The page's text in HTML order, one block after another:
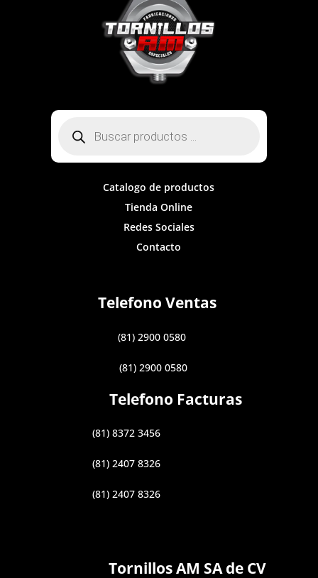
productos
Catalogo de productos
Tienda Online
Redes Sociales
Contacto
Telefono Ventas
(81) 2900 0580
(81) 2900 0580
Telefono Facturas
(81) 8372 3456
(81) 2407 8326
(81) 2407 8326
Tornillos AM SA de CV